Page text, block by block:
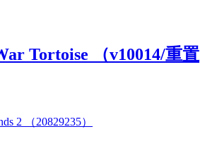
Tortoise （v10014/重置